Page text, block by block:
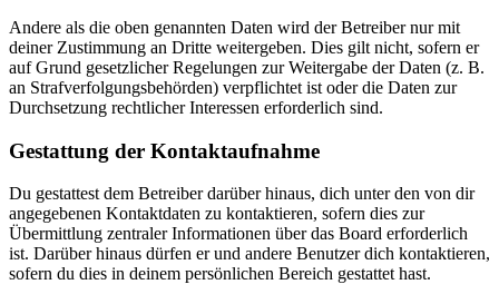
Andere als die oben genannten Daten wird der Betreiber nur mit
deiner Zustimmung an Dritte weitergeben. Dies gilt nicht, sofern er
auf Grund gesetzlicher Regelungen zur Weitergabe der Daten (z. B.
an Strafverfolgungsbehörden) verpflichtet ist oder die Daten zur
Durchsetzung rechtlicher Interessen erforderlich sind.
Gestattung der Kontaktaufnahme
Du gestattest dem Betreiber darüber hinaus, dich unter den von dir
angegebenen Kontaktdaten zu kontaktieren, sofern dies zur
Übermittlung zentraler Informationen über das Board erforderlich
ist. Darüber hinaus dürfen er und andere Benutzer dich kontaktieren,
sofern du dies in deinem persönlichen Bereich gestattet hast.